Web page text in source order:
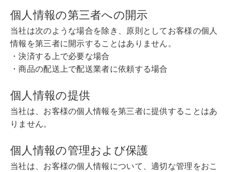
個人情報の第三者への開示
当社は次のような場合を除き、原則としてお客様の個人
情報を第三者に開示することはありません。
・決済する上で必要な場合
・商品の配送上で配送業者に依頼する場合
個人情報の提供
当社は、お客様の個人情報を第三者に提供することはあ
りません。
個人情報の管理および保護
当社は、お客様の個人情報について、適切な管理をおこ